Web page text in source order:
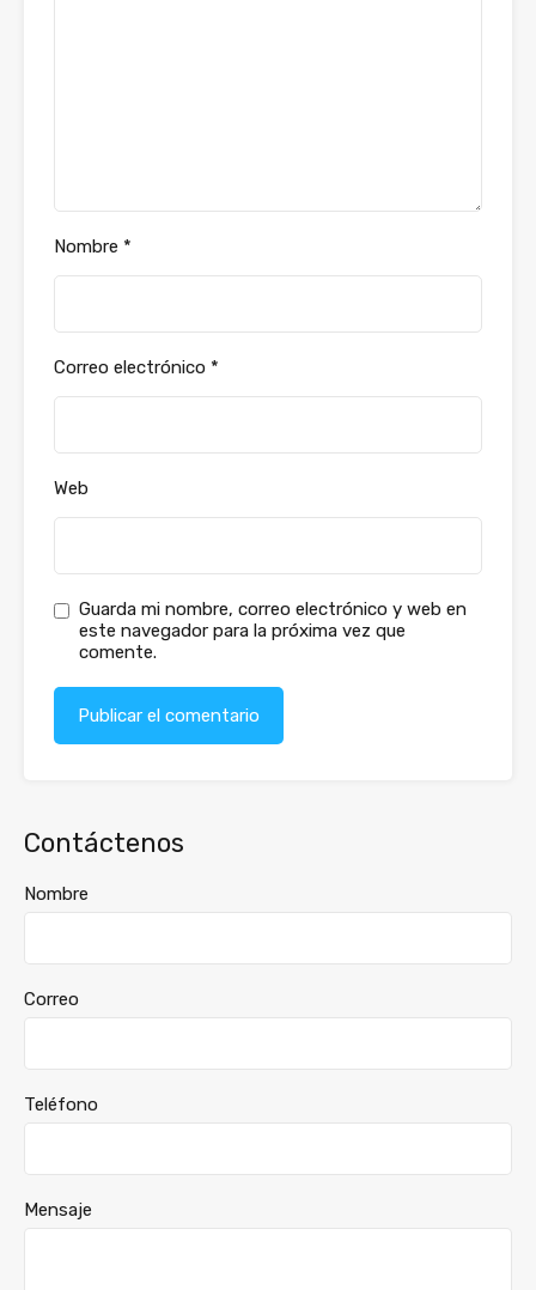
Nombre *
Correo electrónico *
Web
Guarda mi nombre, correo electrónico y web en
este navegador para la próxima vez que
comente.
Contáctenos
Nombre
Correo
Teléfono
Mensaje